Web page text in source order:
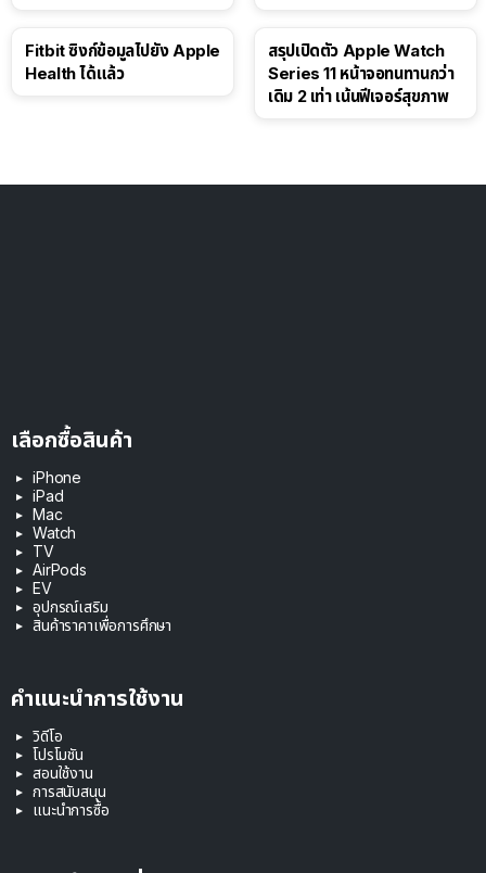
Fitbit ซิงก์ข้อมูลไปยัง Apple
Health ได้แล้ว
สรุปเปิดตัว Apple Watch
Series 11 หน้าจอทนทานกว่า
เดิม 2 เท่า เน้นฟีเจอร์สุขภาพ
เลือกซื้อสินค้า
iPhone
iPad
Mac
Watch
TV
AirPods
EV
อุปกรณ์เสริม
สินค้าราคาเพื่อการศึกษา
คำแนะนำการใช้งาน
วิดีโอ
โปรโมชัน
สอนใช้งาน
การสนับสนุน
แนะนำการซื้อ